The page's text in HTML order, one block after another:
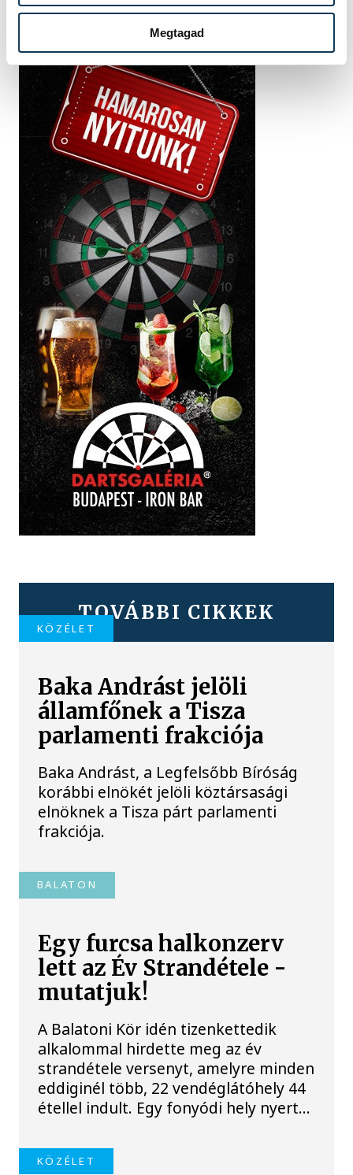
Megtagad
TOVÁBBI CIKKEK
KÖZÉLET
Baka Andrást jelöli
államfőnek a Tisza
parlamenti frakciója
Baka Andrást, a Legfelsőbb Bíróság
korábbi elnökét jelöli köztársasági
elnöknek a Tisza párt parlamenti
frakciója.
BALATON
Egy furcsa halkonzerv
lett az Év Strandétele -
mutatjuk!
A Balatoni Kör idén tizenkettedik
alkalommal hirdette meg az év
strandétele versenyt, amelyre minden
eddiginél több, 22 vendéglátóhely 44
étellel indult. Egy fonyódi hely nyert...
KÖZÉLET